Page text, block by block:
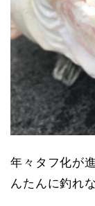
年々タフ化が
んたんに釣れ